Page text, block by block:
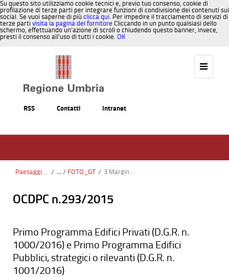
Su questo sito utilizziamo cookie tecnici e, previo tuo consenso, cookie di
profilazione di terze parti per integrare funzioni di condivisione dei contenuti sui
social. Se vuoi saperne di più clicca qui. Per impedire il tracciamento di servizi di
terze parti visita la pagina del fornitore Cliccando in un punto qualsiasi dello
schermo, effettuando un’azione di scroll o chiudendo questo banner, invece,
presti il consenso all’uso di tutti i cookie. OK
RSS Contatti Intranet
Paesaggio, Territorio, Urbanistica / FOTO_GT / 3 Margine Terrazzo.png
OCDPC n.293/2015
Primo Programma Edifici Privati (D.G.R. n.
1000/2016) e Primo Programma Edifici
Pubblici, strategici o rilevanti (D.G.R. n.
1001/2016)